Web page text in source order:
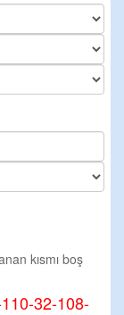
kısmı boş
32-108-